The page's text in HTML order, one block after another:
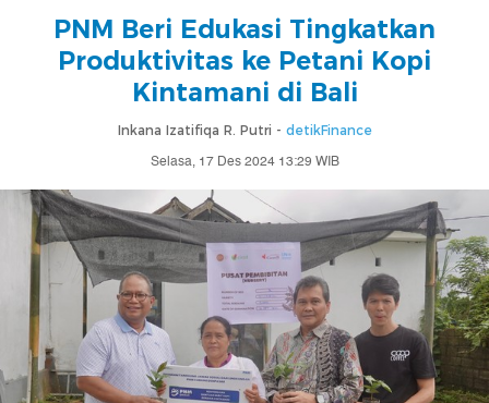
PNM Beri Edukasi Tingkatkan
Produktivitas ke Petani Kopi
Kintamani di Bali
Inkana Izatifiqa R. Putri - detikFinance
Selasa, 17 Des 2024 13:29 WIB